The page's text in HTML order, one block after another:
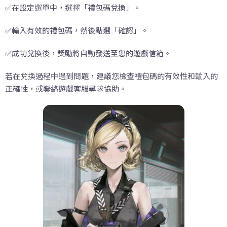
✅在設定選單中，選擇「禮包碼兌換」。
✅輸入有效的禮包碼，然後點選「確認」。
✅成功兌換後，獎勵將自動發送至您的遊戲信箱。
若在兌換過程中遇到問題，建議您檢查禮包碼的有效性和輸入的
正確性，或聯絡遊戲客服尋求協助。